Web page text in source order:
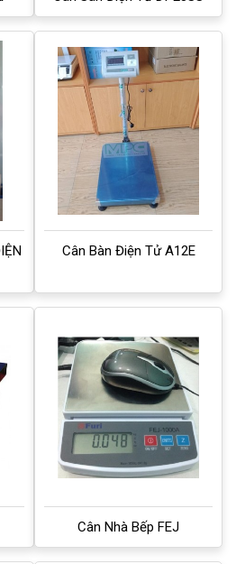
Cân Bàn Điện Tử A12E
Cân Nhà Bếp FEJ